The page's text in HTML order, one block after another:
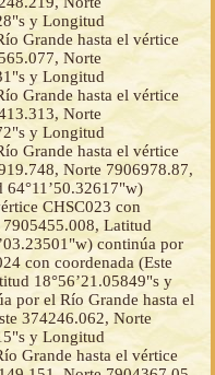
y Longitud
Grande hasta el vértice
Norte
y Longitud
Grande hasta el vértice
Norte
y Longitud
Grande hasta el vértice
Norte 7906978.87,
CHSC023 con
Latitud
continúa por
con coordenada (Este
18°56’21.05849"s y
por el Río Grande hasta el
374246.062, Norte
y Longitud
Grande hasta el vértice